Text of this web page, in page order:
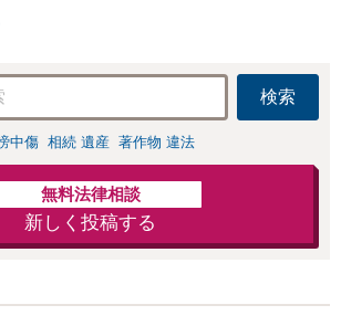
検索
中傷 相続 遺産 著作物 違法
無料法律相談
新しく投稿する